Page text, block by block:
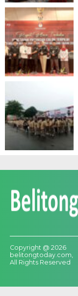
Copyright @ 2026
belitongtoday.com,
All Rights Reserved